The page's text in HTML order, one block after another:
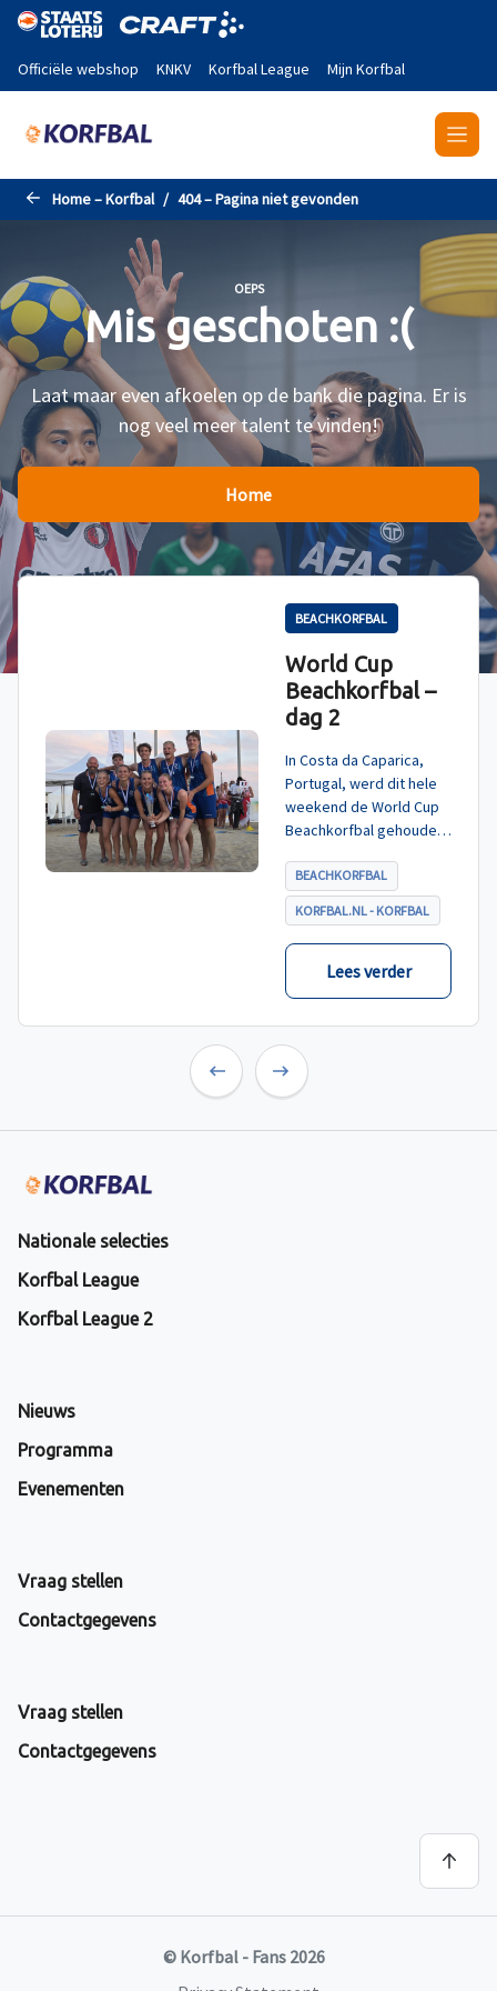
Naar de hoofdinhoud gaan
Officiële webshop KNKV Korfbal League Mijn Korfbal
Home – Korfbal 404 – Pagina niet gevonden
OEPS
Mis geschoten :(
Laat maar even afkoelen op de bank die pagina. Er is
nog veel meer talent te vinden!
Home
BEACHKORFBAL
World Cup
Beachkorfbal –
dag 2
In Costa da Caparica,
Portugal, werd dit hele
weekend de World Cup
Beachkorfbal gehouden.
tegen België, die
eindigde in shoot-outs,
was het Nederland dat
er met het goud vandoor
BEACHKORFBAL
KORFBAL.NL - KORFBAL
Lees verder
Nationale selecties
Korfbal League
Korfbal League 2
Nieuws
Programma
Evenementen
Vraag stellen
Contactgegevens
Vraag stellen
Contactgegevens
© Korfbal - Fans 2026